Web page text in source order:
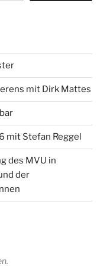
mit Dirk Mattes
mit Stefan Reggel
des MVU in
der